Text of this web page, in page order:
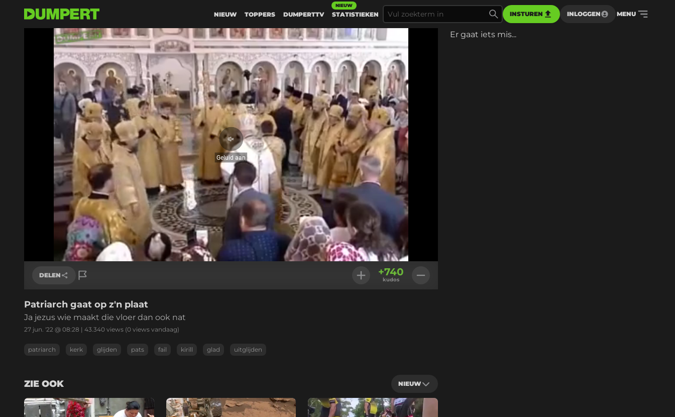
NIEUW TOPPERS DUMPERTTV STATISTIEKEN
NIEUW
INSTUREN INLOGGEN MENU
Er gaat iets mis...
Geluid
aan
Geluid aan
/
DELEN
Link kopiëren
+740
kudos
Patriarch gaat op z'n plaat
Ja jezus wie maakt die vloer dan ook nat
27 jun. '22 @ 08:28 | 43.340 views (0 views vandaag)
patriarch kerk glijden pats fail kirill glad uitglijden
ZIE OOK NIEUW